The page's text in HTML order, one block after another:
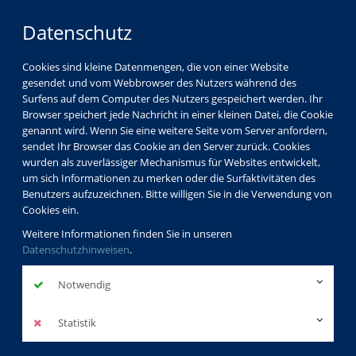
Datenschutz
Cookies sind kleine Datenmengen, die von einer Website
gesendet und vom Webbrowser des Nutzers während des
Surfens auf dem Computer des Nutzers gespeichert werden. Ihr
Browser speichert jede Nachricht in einer kleinen Datei, die Cookie
genannt wird. Wenn Sie eine weitere Seite vom Server anfordern,
sendet Ihr Browser das Cookie an den Server zurück. Cookies
wurden als zuverlässiger Mechanismus für Websites entwickelt,
um sich Informationen zu merken oder die Surfaktivitäten des
Benutzers aufzuzeichnen. Bitte willigen Sie in die Verwendung von
Cookies ein.
Weitere Informationen finden Sie in unseren
Datenschutzhinweisen.
Notwendig
Statistik
Warenkorb
Warenkorbübersicht